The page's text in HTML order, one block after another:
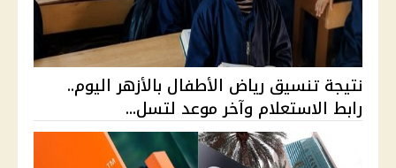
نتيجة تنسيق رياض الأطفال بالأزهر اليوم..
رابط الاستعلام وآخر موعد لتسل...